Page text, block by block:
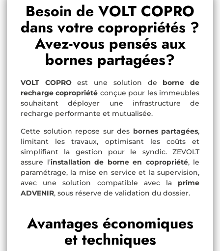
Besoin de VOLT COPRO
dans votre copropriétés ?
Avez-vous pensés aux
bornes partagées?
VOLT COPROest une solution de borne de
recharge copropriété conçue pour les immeubles
souhaitant déployer une infrastructure de
recharge performante et mutualisée.
Cette solution repose sur des bornes partagées,
limitant les travaux, optimisant les coûts et
simplifiant la gestion pour le syndic. ZEVOLT
assure l’installation de borne en copropriété, le
paramétrage, la mise en service et la supervision,
avec une solution compatible avec la prime
ADVENIR, sous réserve de validation du dossier.
Avantages économiques
et techniques